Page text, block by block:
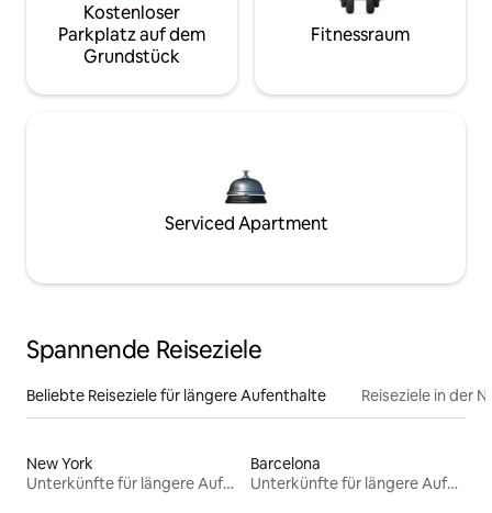
Kostenloser
Parkplatz auf dem
Grundstück
Fitnessraum
Serviced Apartment
Spannende Reiseziele
Beliebte Reiseziele für längere Aufenthalte Reiseziele in der
New York
Unterkünfte für längere Aufenthalte
Barcelona
Unterkünfte für längere Aufenthalte